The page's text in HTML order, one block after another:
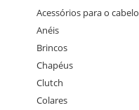
Acessórios para o cabelo
Anéis
Brincos
Chapéus
Clutch
Colares